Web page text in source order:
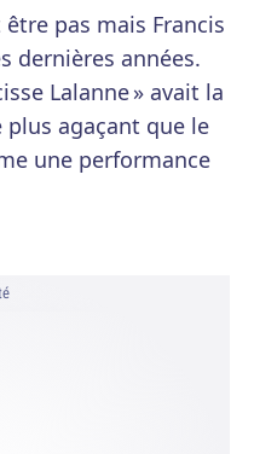
pas mais Francis
dernières années.
Lalanne » avait la
agaçant que le
une performance